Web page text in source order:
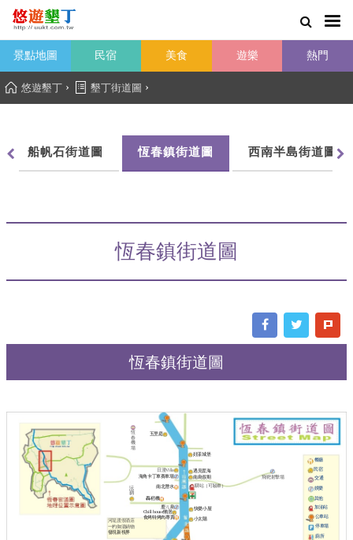
景點地圖 民宿 美食 遊樂 熱門
悠遊墾丁 › 墾丁街道圖 ›
船帆石街道圖 恆春鎮街道圖 西南半島街道圖
恆春鎮街道圖
恆春鎮街道圖
五里庭
餐廳
民宿
交通
娛樂
其他
加油站
公車站
停車場
廁所
飛靶射擊場
驛站（可驗車）
南北潛水
小太陽
食烤特烤肉專賣
轟稻機
發現新視界
好漾城堡
海角卡丁車賽車場
遇見星海
河堤渡假酒店
恆
春
機
場
鹿ㄦ島
Chill house懶居
南島假期
沄
玥
快樂小屋
日漫Villa
一杓御湯鍋物